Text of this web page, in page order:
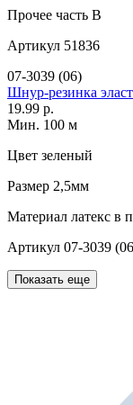
Прочее часть B
Артикул 51836
07-3039 (06)
Шнур-резинка
19.99 р.
Мин. 100 м
Цвет зеленый
Размер 2,5мм
Материал латекс в
Артикул 07-3039
Показать еще